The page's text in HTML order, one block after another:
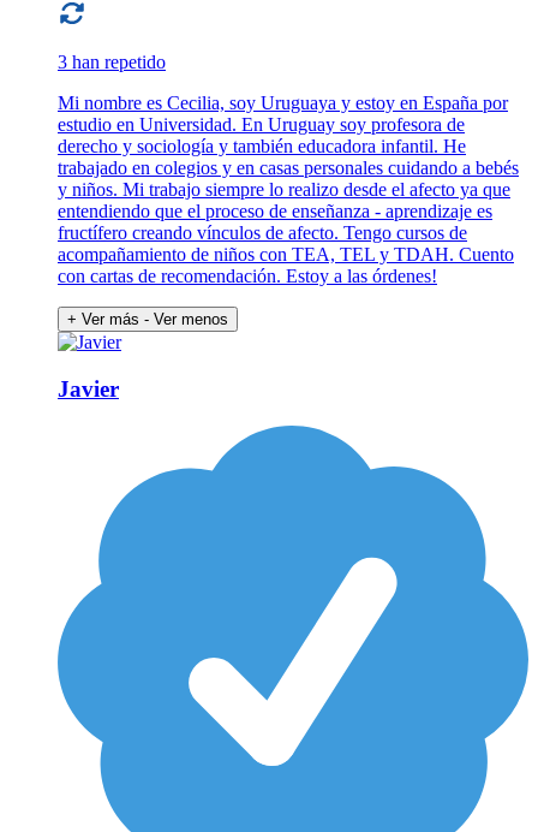
3 han repetido
Mi nombre es Cecilia, soy Uruguaya y estoy en España por
estudio en Universidad. En Uruguay soy profesora de
derecho y sociología y también educadora infantil. He
trabajado en colegios y en casas personales cuidando a bebés
y niños. Mi trabajo siempre lo realizo desde el afecto ya que
entendiendo que el proceso de enseñanza - aprendizaje es
fructífero creando vínculos de afecto. Tengo cursos de
acompañamiento de niños con TEA, TEL y TDAH. Cuento
con cartas de recomendación. Estoy a las órdenes!
+ Ver más - Ver menos
Javier